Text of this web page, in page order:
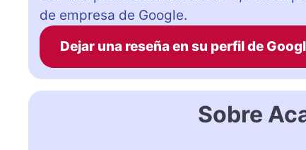
de empresa de Google.
Dejar una reseña en su perfil de
Sobre